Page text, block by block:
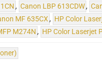
, Canon LBP 613CDW,
MF 635CX, HP Color
M274N , HP Color Laserjet